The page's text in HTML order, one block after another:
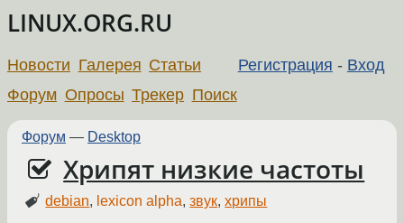
LINUX.ORG.RU
Регистрация - Вход
Новости Галерея Статьи
Форум Опросы Трекер Поиск
Форум — Desktop
Хрипят низкие частоты
debian, lexicon alpha,звук,хрипы